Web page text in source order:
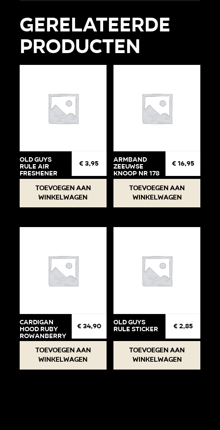
Gerelateerde
producten
Old Guys
Rule Air
Freshener
€ 3,95
Toevoegen aan
winkelwagen
Armband
Zeeuwse
knoop Nr 178
€ 16,95
Toevoegen aan
winkelwagen
Cardigan
Hood Ruby
Rowanberry
74-80
€ 34,90
Toevoegen aan
winkelwagen
Old Guys
Rule Sticker € 2,85
Toevoegen aan
winkelwagen